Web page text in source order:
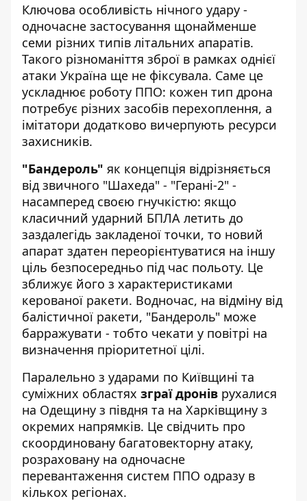
Ключова особливість нічного удару -
одночасне застосування щонайменше
семи різних типів літальних апаратів.
Такого різноманіття зброї в рамках однієї
атаки Україна ще не фіксувала. Саме це
ускладнює роботу ППО: кожен тип дрона
потребує різних засобів перехоплення, а
імітатори додатково вичерпують ресурси
захисників.
"Бандероль" як концепція відрізняється
від звичного "Шахеда" - "Герані-2" -
насамперед своєю гнучкістю: якщо
класичний ударний БПЛА летить до
заздалегідь закладеної точки, то новий
апарат здатен переорієнтуватися на іншу
ціль безпосередньо під час польоту. Це
зближує його з характеристиками
керованої ракети. Водночас, на відміну від
балістичної ракети, "Бандероль" може
барражувати - тобто чекати у повітрі на
визначення пріоритетної цілі.
Паралельно з ударами по Київщині та
суміжних областях зграї дронів рухалися
на Одещину з півдня та на Харківщину з
окремих напрямків. Це свідчить про
скоординовану багатовекторну атаку,
розраховану на одночасне
перевантаження систем ППО одразу в
кількох регіонах.